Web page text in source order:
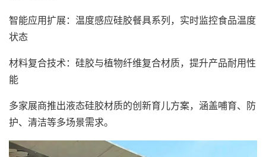
智能应用扩展：温度感应硅胶餐具系列，实时监控食品温度
状态
材料复合技术：硅胶与植物纤维复合材质，提升产品耐用性
能
多家展商推出液态硅胶材质的创新育儿方案，涵盖哺育、防
护、清洁等多场景需求。